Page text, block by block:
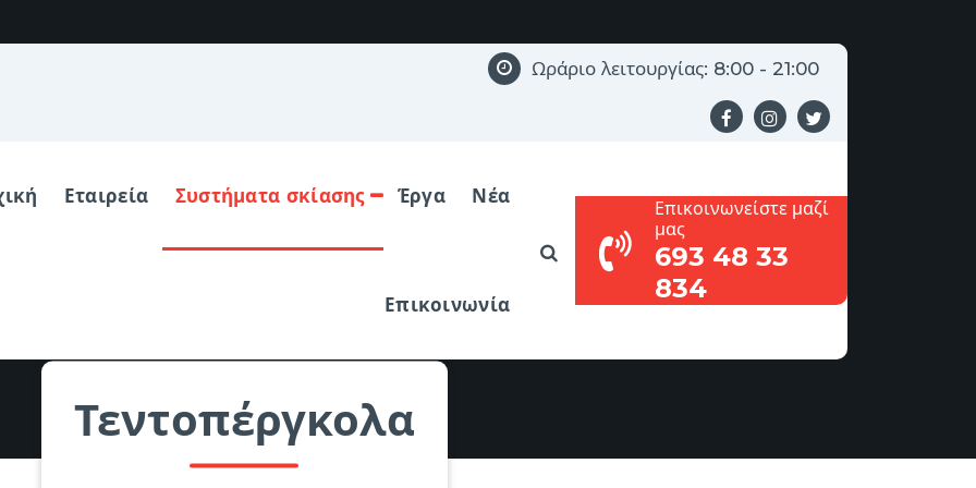
Ωράριο λειτουργίας: 8:00 - 21:00
Εταιρεία Συστήματα σκίασης Έργα Νέα
Επικοινωνία
Επικοινωνείστε μαζί
μας
693 48 33
834
Τεντοπέργκολα